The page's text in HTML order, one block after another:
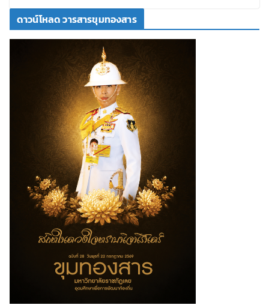
ดาวน์โหลด วารสารขุมทองสาร